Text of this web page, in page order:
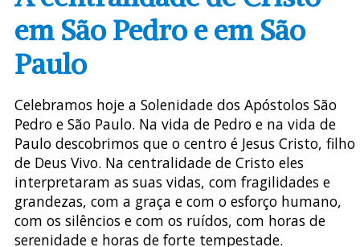
em São Pedro e em São
Paulo
Celebramos hoje a Solenidade dos Apóstolos São
Pedro e São Paulo. Na vida de Pedro e na vida de
Paulo descobrimos que o centro é Jesus Cristo, filho
de Deus Vivo. Na centralidade de Cristo eles
interpretaram as suas vidas, com fragilidades e
grandezas, com a graça e com o esforço humano,
com os silêncios e com os ruídos, com horas de
serenidade e horas de forte tempestade.